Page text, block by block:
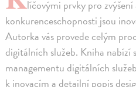
líčovými prvky pro
konkurenceschopnosti jsou
Autorka vás provede celým
digitálních služeb. Kniha nabízí
managementu digitálních
k inovacím a detailní popis